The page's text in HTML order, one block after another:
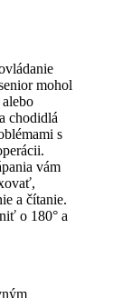
mohol
chodidlá
s
vám
a čítanie.
o 180° a